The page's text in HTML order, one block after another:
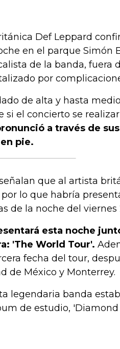
Def Leppard
en el parque Simón
de la banda, fuera
por
de alta y hasta
el concierto se
a través de
pie.
que al artista
por lo que habría
de la noche del
esta noche
'The World Tour'.
fecha del tour,
de México y Monterrey.
legendaria banda
de estudio, 'Diamond